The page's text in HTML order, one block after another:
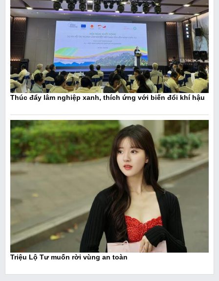
Thúc đẩy lâm nghiệp xanh, thích ứng với biến đổi khí hậu
Triệu Lộ Tư muốn rời vùng an toàn